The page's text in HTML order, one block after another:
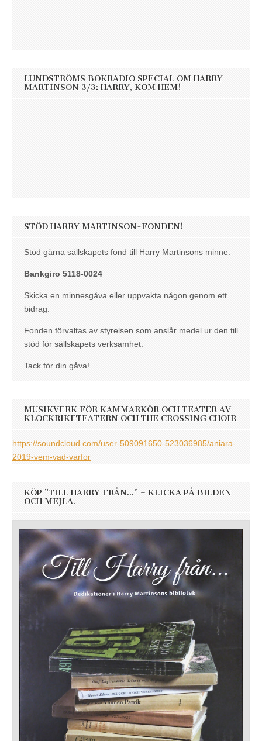
LUNDSTRÖMS BOKRADIO SPECIAL OM HARRY
MARTINSON 3/3: HARRY, KOM HEM!
STÖD HARRY MARTINSON-FONDEN!
Stöd gärna sällskapets fond till Harry Martinsons minne.
Bankgiro 5118-0024
Skicka en minnesgåva eller uppvakta någon genom ett
bidrag.
Fonden förvaltas av styrelsen som anslår medel ur den till
stöd för sällskapets verksamhet.
Tack för din gåva!
MUSIKVERK FÖR KAMMARKÖR OCH TEATER AV
KLOCKRIKETEATERN OCH THE CROSSING CHOIR
https://soundcloud.com/user-509091650-523036985/aniara-
2019-vem-vad-varfor
KÖP ”TILL HARRY FRÅN…” – KLICKA PÅ BILDEN
OCH MEJLA.